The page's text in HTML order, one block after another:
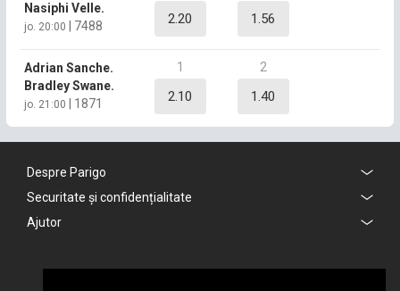
Nasiphi Velle.
jo. 20:00 7488 2.20 1.56
Adrian Sanche.
Bradley Swane.
jo. 21:00 1871
1
2.10
2
1.40
Despre Parigo
Securitate și confidențialitate
Ajutor